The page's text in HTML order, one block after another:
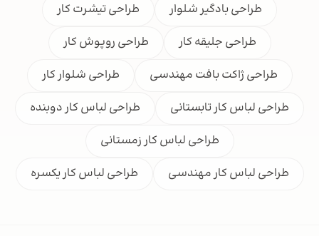
طراحی بادگیر شلوار
طراحی تیشرت کار
طراحی جلیقه کار
طراحی روپوش کار
طراحی ژاکت بافت مهندسی
طراحی شلوار کار
طراحی لباس کار تابستانی
طراحی لباس کار دوبنده
طراحی لباس کار زمستانی
طراحی لباس کار مهندسی
طراحی لباس کار یکسره